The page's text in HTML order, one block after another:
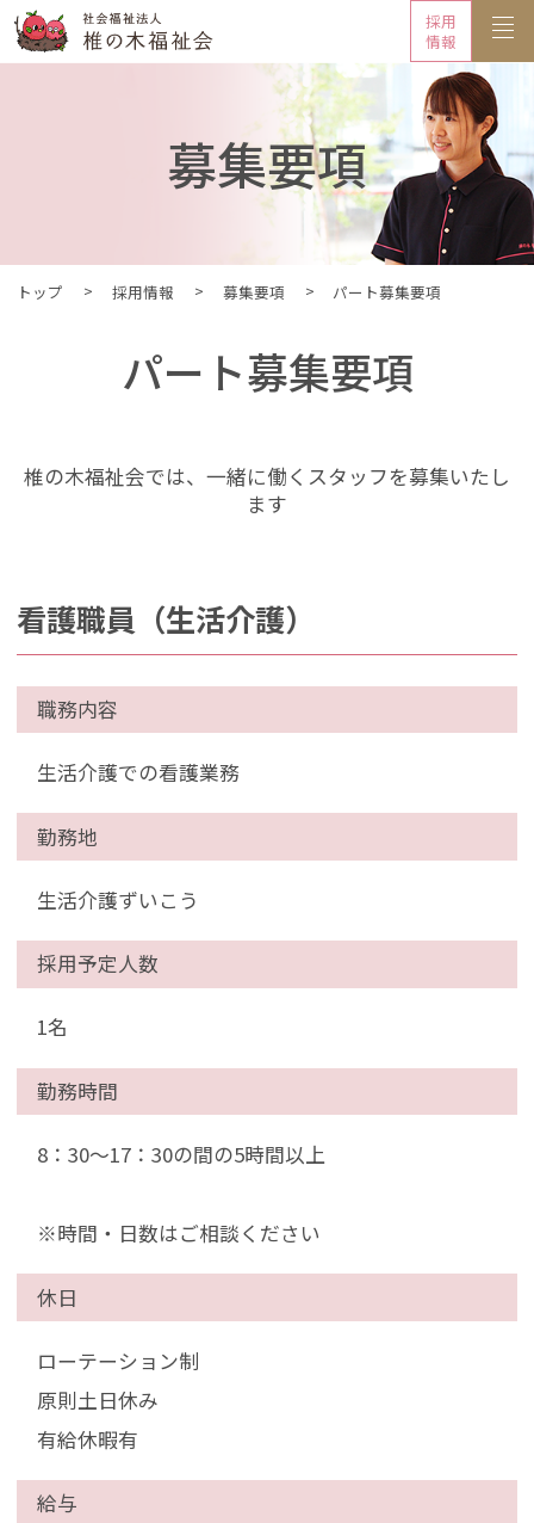
採用
情報
募集要項
トップ 採用情報 募集要項 パート募集要項
パート募集要項
椎の木福祉会では、一緒に働くスタッフを募集いたし
ます
看護職員（生活介護）
職務内容
生活介護での看護業務
勤務地
生活介護ずいこう
採用予定人数
1名
勤務時間
8：30～17：30の間の5時間以上
※時間・日数はご相談ください
休日
ローテーション制
原則土日休み
有給休暇有
給与